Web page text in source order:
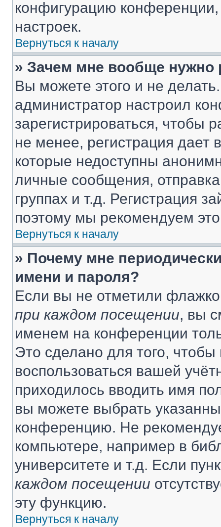
конфигурацию
настроек.
Вернуться к началу
» Зачем мне вообще нужно
Вы можете этого и не
администратор настроил
зарегистрироваться, чтобы
не менее, регистрация
которые недоступны
личные сообщения,
группах и т.д. Регистрация
поэтому мы рекомендуем
Вернуться к началу
» Почему мне
имени и пароля?
Если вы не отметили
при каждом посещении, вы
именем на конференции
Это сделано для того, чтобы
воспользоваться вашей
приходилось вводить имя
вы можете выбрать
конференцию. Не
компьютере, например в
университете и т.д. Если
каждом посещении
эту функцию.
Вернуться к началу